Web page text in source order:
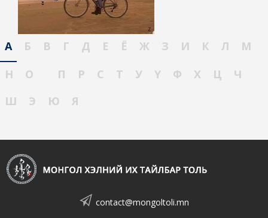
А Б В Г Д Е Ё Ж З И К Л
М
Н
О П Р С Т У Ү Ф Х Ц
Ч
Ш
Э Ю Я
contact@mongoltoli.mn